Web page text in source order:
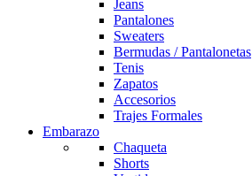
Jeans
Pantalones
Sweaters
Bermudas / Pantalonetas
Tenis
Zapatos
Accesorios
Trajes Formales
Embarazo
Chaqueta
Shorts